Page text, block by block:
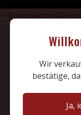
Wir
bestätige,
Ja,